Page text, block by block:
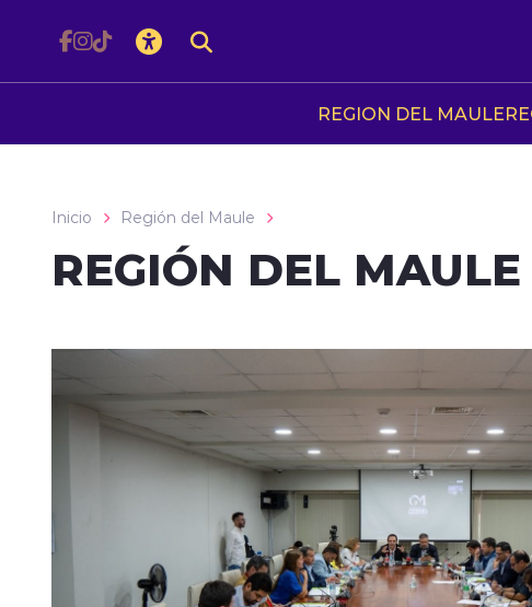
REGION DEL MAULE
Inicio Región del Maule
REGIÓN DEL MAULE